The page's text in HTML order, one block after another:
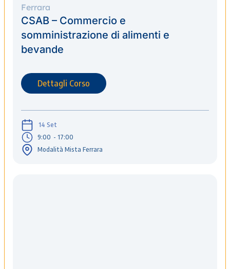
Ferrara
CSAB – Commercio e
somministrazione di alimenti e
bevande
Dettagli Corso
14 Set
9:00 - 17:00
Modalità Mista Ferrara